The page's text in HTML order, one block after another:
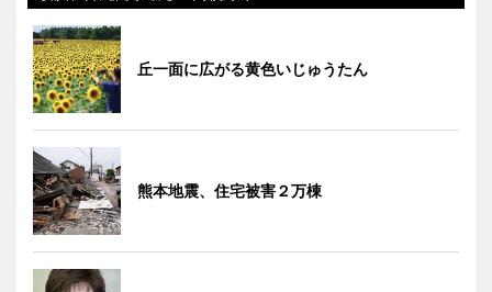
丘一面に広がる黄色いじゅうたん
熊本地震、住宅被害２万棟